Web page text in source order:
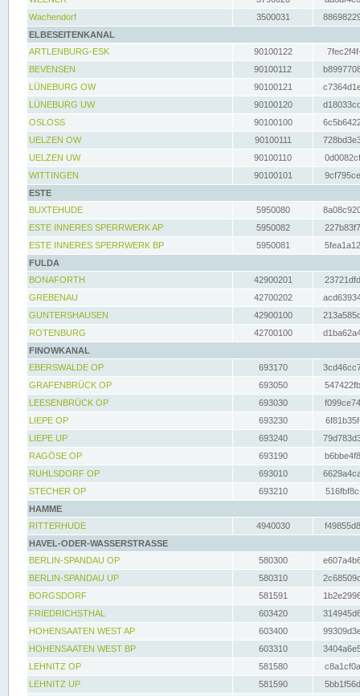
Wachendorf
3500031
ELBESEITENKANAL
ARTLENBURG-ESK
90100122
BEVENSEN
90100112
LÜNEBURG OW
90100121
LÜNEBURG UW
90100120
OSLOSS
90100100
UELZEN OW
90100111
UELZEN UW
90100110
WITTINGEN
90100101
ESTE
BUXTEHUDE
5950080
ESTE INNERES SPERRWERK AP
5950082
ESTE INNERES SPERRWERK BP
5950081
FULDA
BONAFORTH
42900201
GREBENAU
42700202
GUNTERSHAUSEN
42900100
ROTENBURG
42700100
FINOWKANAL
EBERSWALDE OP
693170
GRAFENBRÜCK OP
693050
LEESENBRÜCK OP
693030
LIEPE OP
693230
LIEPE UP
693240
RAGÖSE OP
693190
RUHLSDORF OP
693010
STECHER OP
693210
HAMME
RITTERHUDE
4940030
HAVEL-ODER-WASSERSTRASSE
BERLIN-SPANDAU OP
580300
BERLIN-SPANDAU UP
580310
BORGSDORF
581591
FRIEDRICHSTHAL
603420
HOHENSAATEN WEST AP
603400
HOHENSAATEN WEST BP
603310
LEHNITZ OP
581580
LEHNITZ UP
581590